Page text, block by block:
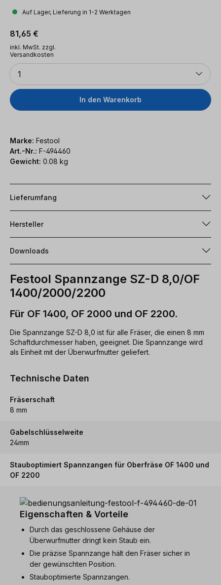
Auf Lager, Lieferung in 1-2 Werktagen
Regulärer Preis:
81,65 €
inkl. MwSt. zzgl.
Versandkosten
Anzahl
1
In den Warenkorb
Marke: Festool
Art.-Nr.: F-494460
Gewicht: 0.08 kg
Lieferumfang
Hersteller
Downloads
Festool Spannzange SZ-D 8,0/OF
1400/2000/2200
Für OF 1400, OF 2000 und OF 2200.
Die Spannzange SZ-D 8,0 ist für alle Fräser, die einen 8 mm
Schaftdurchmesser haben, geeignet. Die Spannzange wird
als Einheit mit der Überwurfmutter geliefert.
Technische Daten
Fräserschaft
8 mm
Gabelschlüsselweite
24mm
Stauboptimiert Spannzangen für Oberfräse OF 1400 und
OF 2200
Eigenschaften & Vorteile
Durch das geschlossene Gehäuse der
Überwurfmutter dringt kein Staub ein.
Die präzise Spannzange hält den Fräser sicher in
der gewünschten Position.
Stauboptimierte Spannzangen.